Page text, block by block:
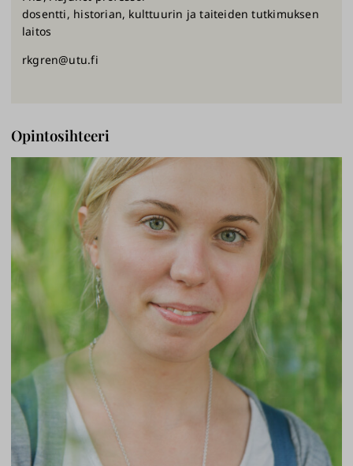
dosentti, historian, kulttuurin ja taiteiden tutkimuksen
laitos
rkgren@utu.fi
Opintosihteeri